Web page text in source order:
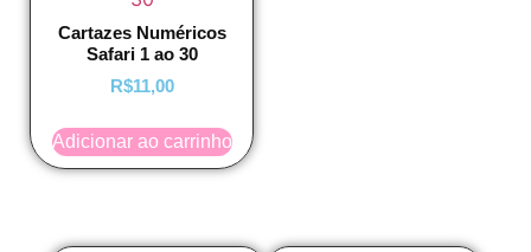
Cartazes Numéricos
Safari 1 ao 30
R$11,00
Adicionar ao carrinho